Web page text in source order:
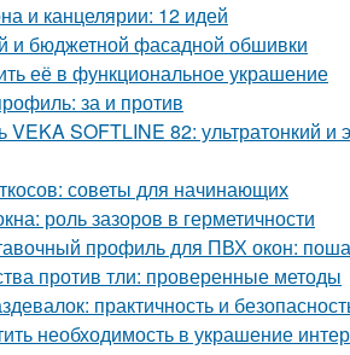
и канцелярии: 12 идей
и бюджетной фасадной обшивки
её в функциональное украшение
за и против
SOFTLINE 82: ультратонкий
советы для начинающих
роль зазоров в герметичности
профиль для ПВХ окон:
против тли: проверенные методы
практичность и
необходимость в украшение